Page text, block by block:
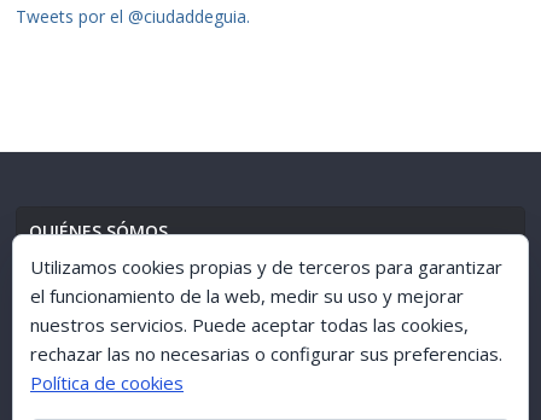
Tweets por el @ciudaddeguia.
QUIÉNES SÓMOS
AVISO LEGAL// POLÍTICA DE PRIVACIDAD
Utilizamos cookies propias y de terceros para garantizar
el funcionamiento de la web, medir su uso y mejorar
nuestros servicios. Puede aceptar todas las cookies,
rechazar las no necesarias o configurar sus preferencias.
Política de cookies